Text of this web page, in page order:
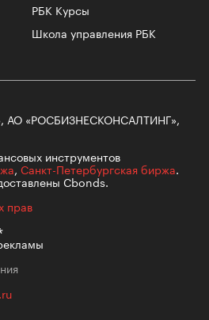
РБК Курсы
Школа управления РБК
«РОСБИЗНЕСКОНСАЛТИНГ»,
инструментов
, Санкт-Петербургская биржа.
Cbonds.
прав